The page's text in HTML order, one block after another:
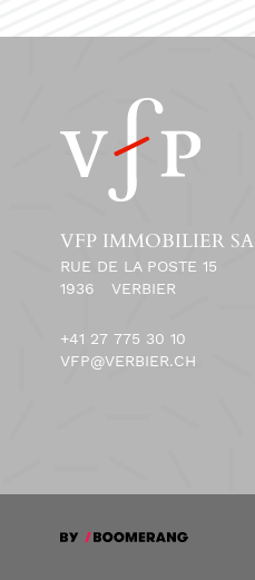
VFP IMMOBILIER SA
RUE DE LA POSTE 15
1936
VERBIER
+41 27 775 30 10
VFP@VERBIER.CH